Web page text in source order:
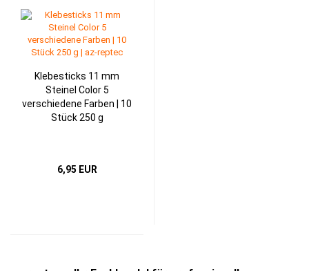
Klebesticks 11 mm
Steinel Color 5
verschiedene Farben | 10
Stück 250 g
6,95 EUR